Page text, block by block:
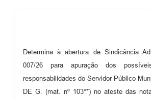
Carta de Serviços
Arquivos para Download
Galeria de Vídeos
Determina à abertura de Sindicância
007/26 para apuração dos
responsabilidades do Servidor Público
DE G. (mat. nº 103**) no ateste das